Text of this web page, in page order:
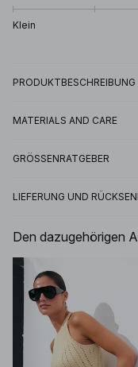
Klein
PRODUKTBESCHREIBUNG
MATERIALS AND CARE
GRÖSSENRATGEBER
LIEFERUNG UND
Den dazugehörigen